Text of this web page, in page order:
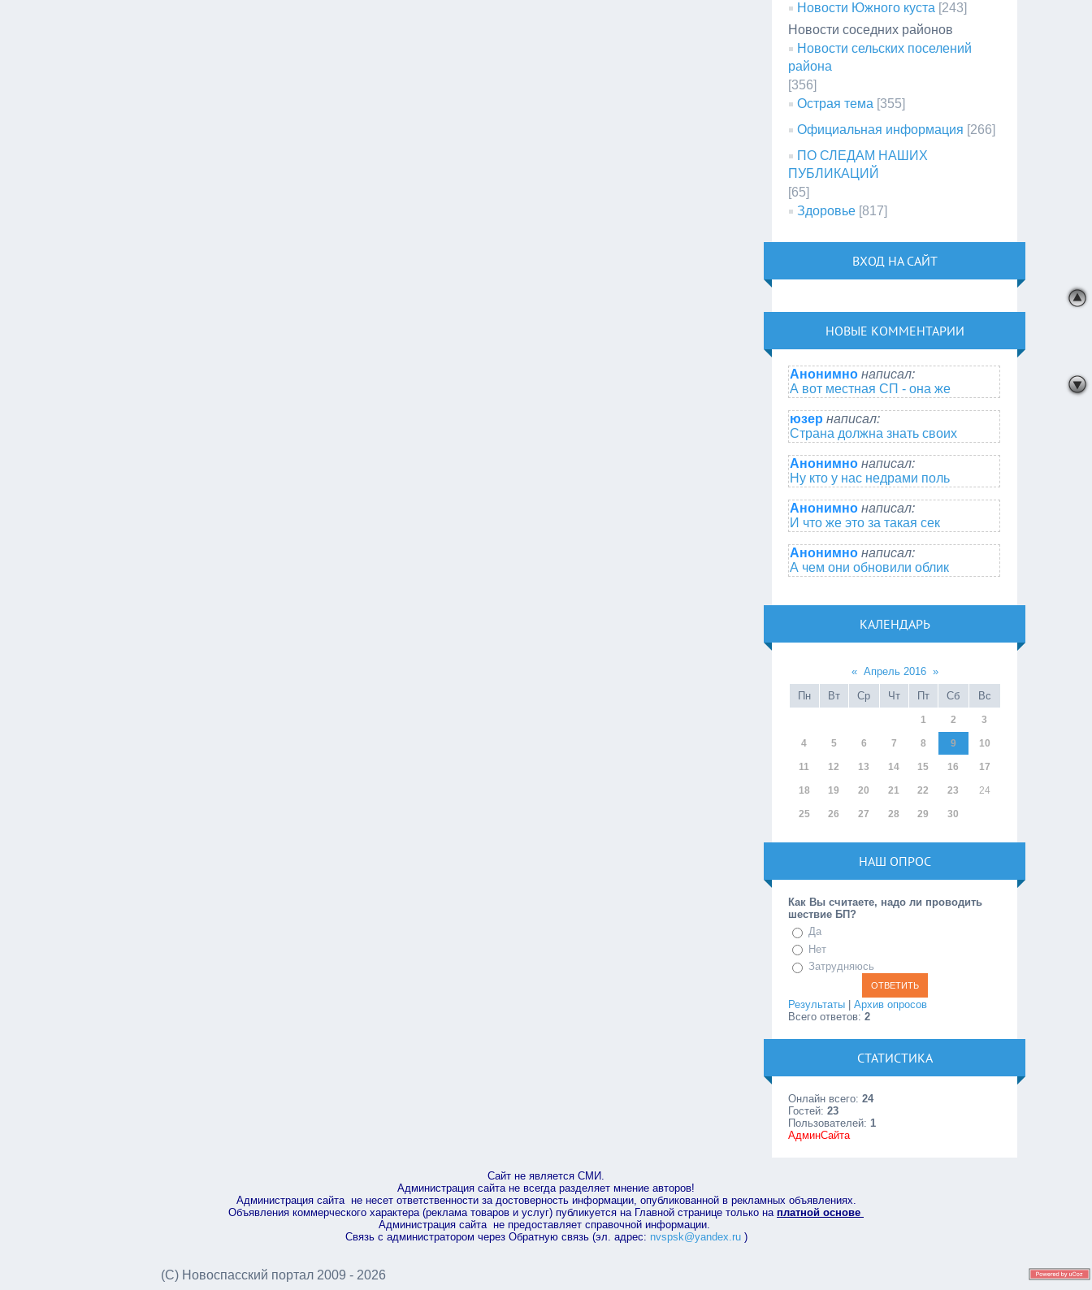
Новости Южного куста [243]
Новости соседних районов
Новости сельских поселений
района
[356]
Острая тема [355]
Официальная информация [266]
ПО СЛЕДАМ НАШИХ
ПУБЛИКАЦИЙ
[65]
Здоровье [817]
ВХОД НА САЙТ
НОВЫЕ КОММЕНТАРИИ
Анонимно написал:
А вот местная СП - она же
юзер написал:
Страна должна знать своих
Анонимно написал:
Ну кто у нас недрами поль
Анонимно написал:
И что же это за такая сек
Анонимно написал:
А чем они обновили облик
КАЛЕНДАРЬ
« Апрель 2016 »
Пн
Вт Ср Чт Пт Сб Вс
1 2 3
4 5 6 7 8 9 10
11 12 13 14 15 16 17
18 19 20 21 22 23 24
25 26 27 28 29 30
НАШ ОПРОС
Как Вы считаете, надо ли проводить
шествие БП?
Да
Нет
Затрудняюсь
Результаты |Архив опросов
Всего ответов:2
СТАТИСТИКА
Онлайн всего:24
Гостей:23
Пользователей: 1
АдминСайта
Сайт не является СМИ.
Администрация сайта не всегда разделяет мнение авторов!
Администрация сайта не несет ответственности за достоверность информации, опубликованной в рекламных объявлениях.
Объявления коммерческого характера (реклама товаров и услуг) публикуется на Главной странице только на платной основе
Администрация сайта не предоставляет справочной информации.
Связь с администратором через Обратную связь (эл. адрес: nvspsk@yandex.ru)
(С) Новоспасский портал 2009 - 2026